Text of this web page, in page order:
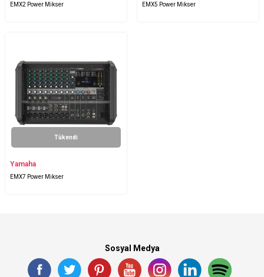
EMX2 Power Mikser EMX5 Power Mikser
Tükendi
Yamaha
EMX7 Power Mikser
Sosyal Medya